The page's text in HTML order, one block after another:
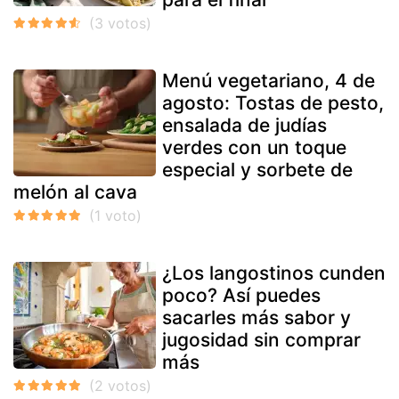
Menú vegetariano, 4 de
agosto: Tostas de pesto,
ensalada de judías
verdes con un toque
especial y sorbete de
melón al cava
¿Los langostinos cunden
poco? Así puedes
sacarles más sabor y
jugosidad sin comprar
más